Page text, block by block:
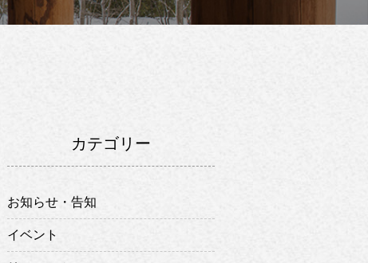
カテゴリー
お知らせ・告知
イベント